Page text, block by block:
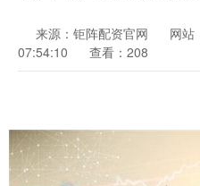
来源：钜阵配资官网 网站
07:54:10
查看：208